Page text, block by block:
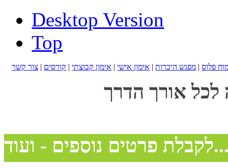
Desktop Version
Top
פלוס| מפגש היכרות| אימון אישי| אימון קבוצתי| קורסים | צור קשר
לכל אורך הדרך
נוספים - ועוד...